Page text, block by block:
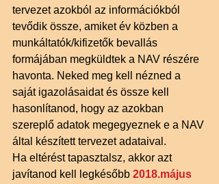
tervezet azokból az információkból
tevődik össze, amiket év közben a
munkáltatók/kifizetők bevallás
formájában megküldtek a NAV részére
havonta. Neked meg kell nézned a
saját igazolásaidat és össze kell
hasonlítanod, hogy az azokban
szereplő adatok megegyeznek e a NAV
által készített tervezet adataival.
Ha eltérést tapasztalsz, akkor azt
javítanod kell legkésőbb 2018.május